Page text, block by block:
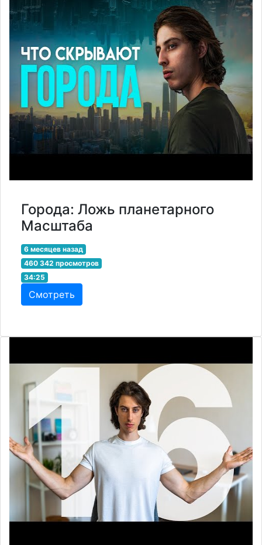
Города: Ложь планетарного
Масштаба
6 месяцев назад
460 342 просмотров
34:25
Смотреть